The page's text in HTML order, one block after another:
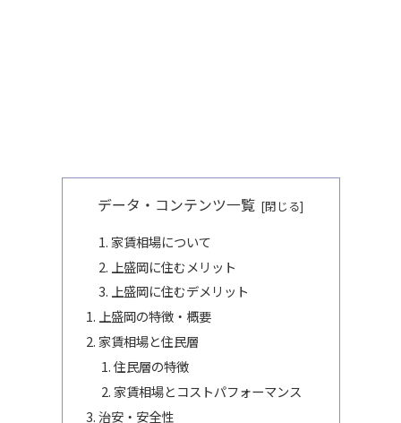
データ・コンテンツ一覧
家賃相場について
上盛岡に住むメリット
上盛岡に住むデメリット
上盛岡の特徴・概要
家賃相場と住民層
住民層の特徴
家賃相場とコストパフォーマンス
治安・安全性